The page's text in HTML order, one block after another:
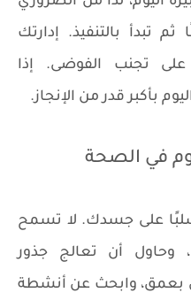
تبدأ بالتنفيذ. إدارتك
تجنب الفوضى. إذا
بأكبر قدر من الإنجاز.
في الصحة
على جسدك. لا تسمح
وحاول أن تعالج جذور
بعمق، وابحث عن أنشطة